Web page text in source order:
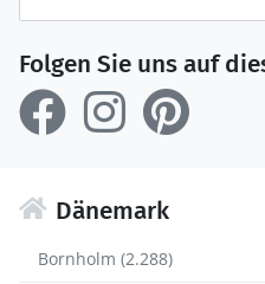
Folgen Sie uns auf
Dänemark
Bornholm (2.288)